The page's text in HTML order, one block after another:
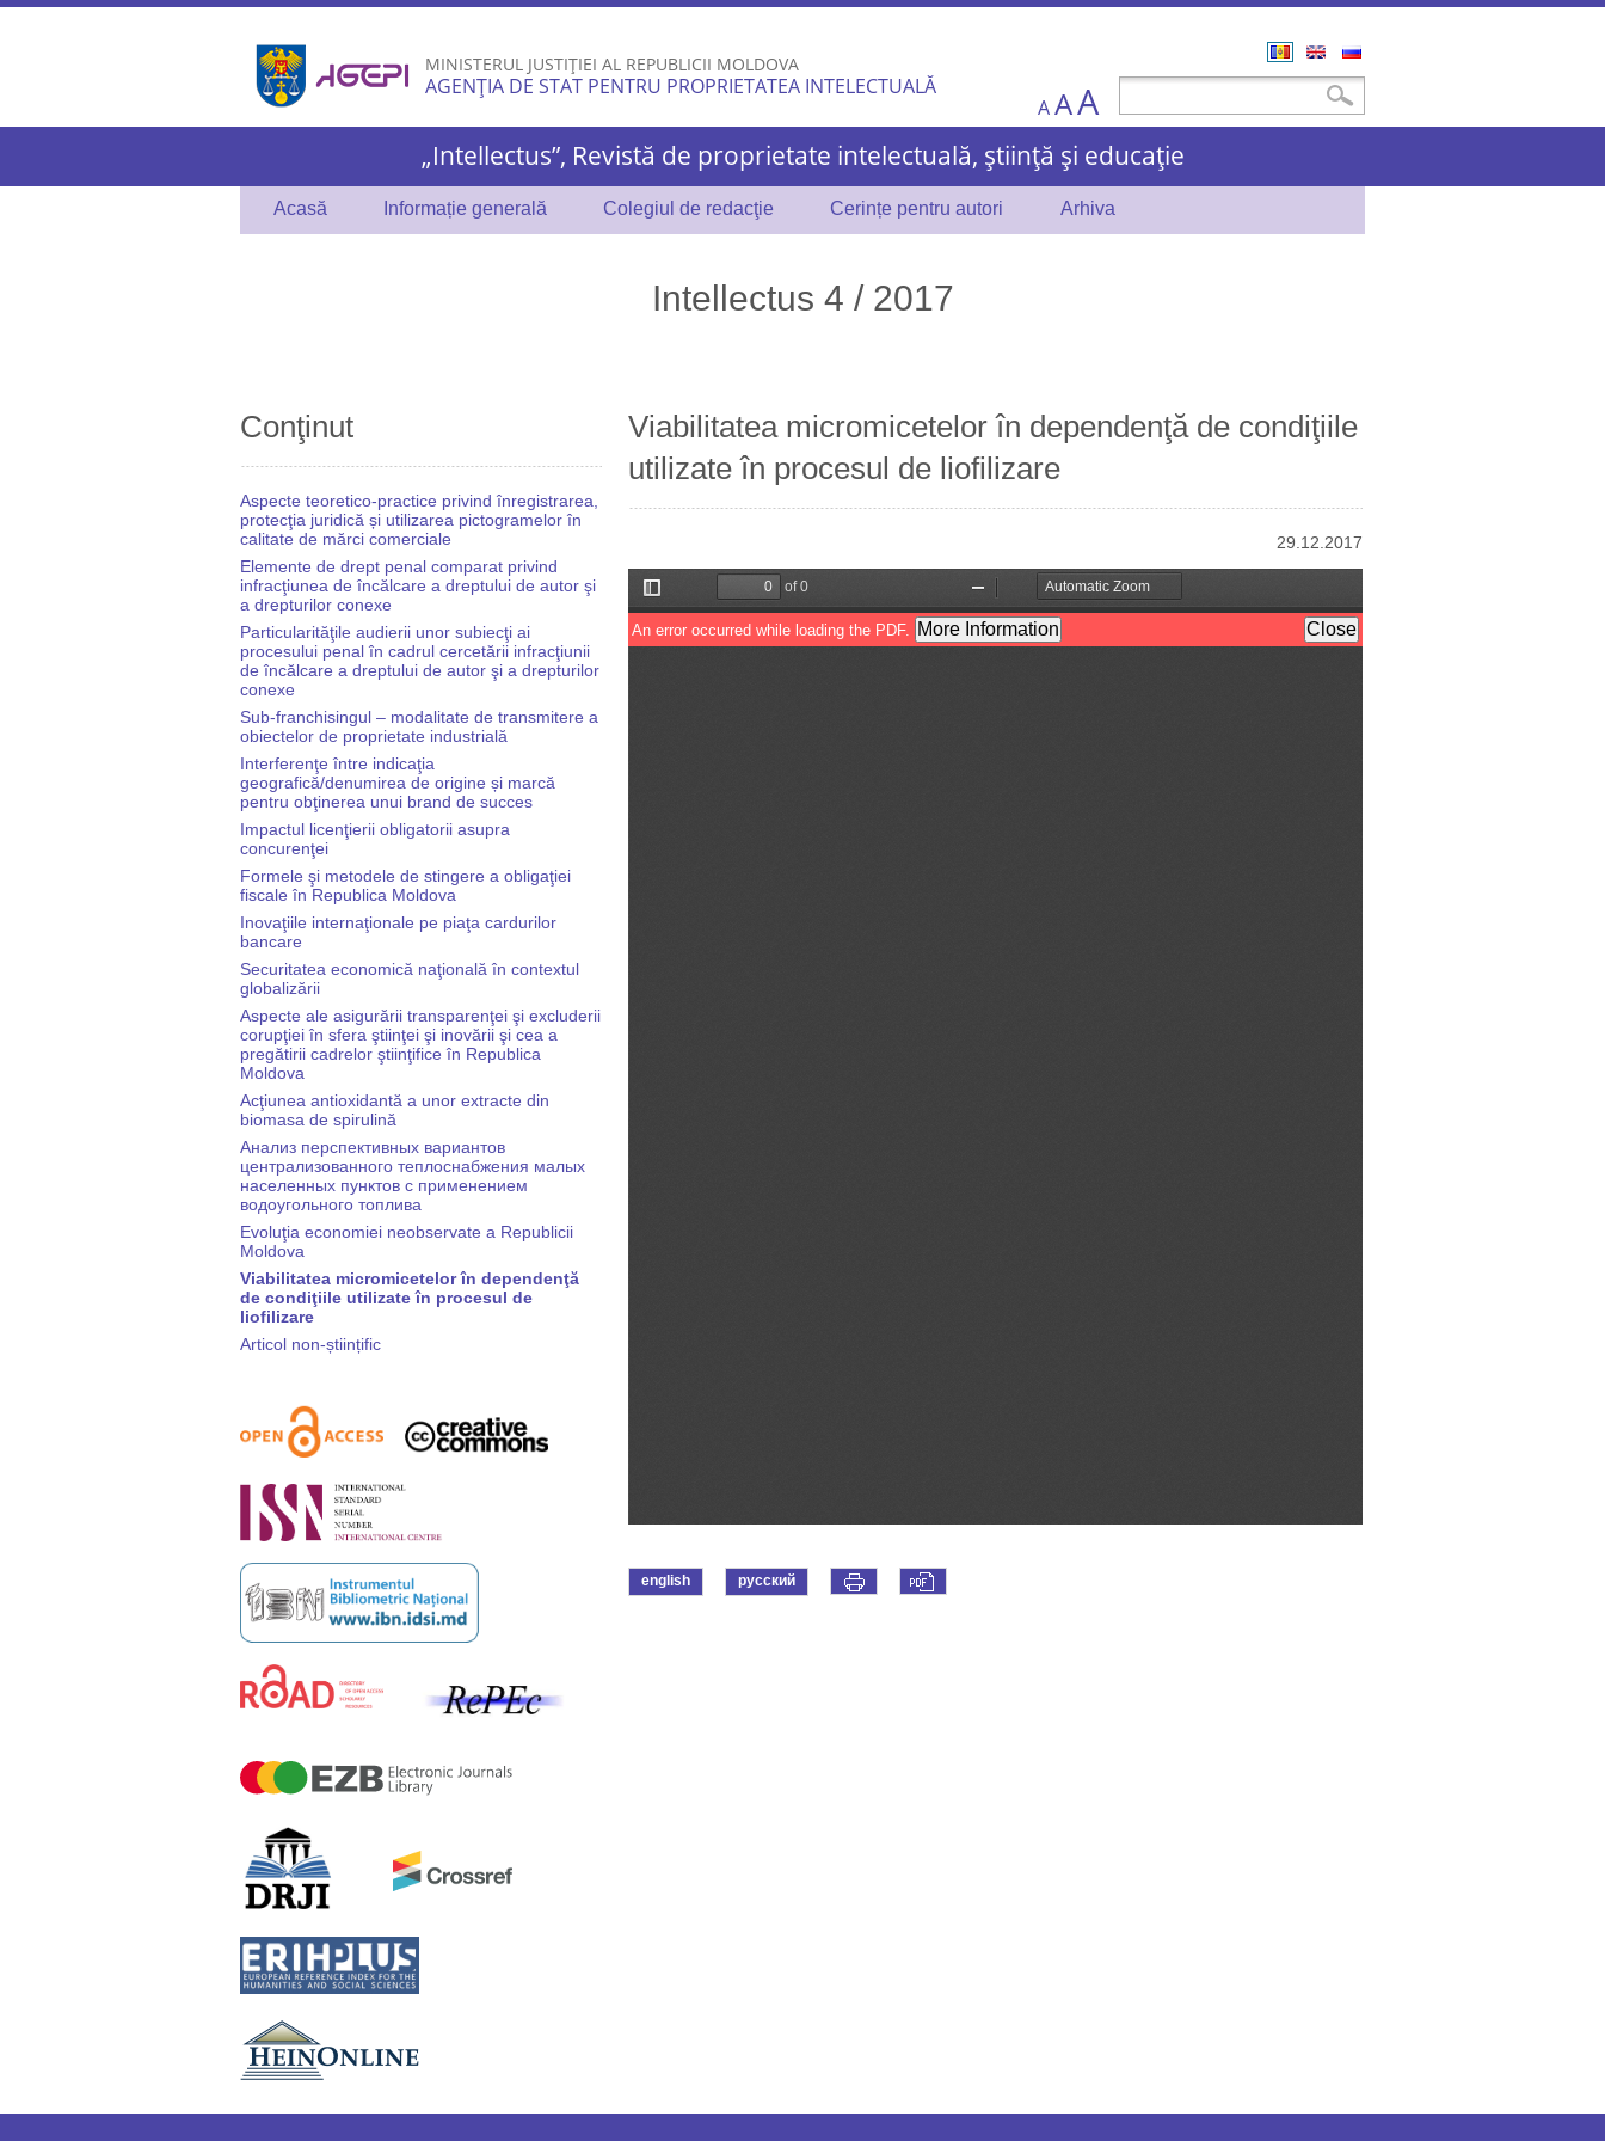
Skip to
content
MINISTERUL JUSTIȚIEI AL REPUBLICII MOLDOVA
AGENȚIA DE STAT PENTRU PROPRIETATEA INTELECTUALĂ Căutare
A AA
„Intellectus”, Revistă de proprietate intelectuală, știință și educație
Acasă Informație generală Colegiul de redacţie Cerințe pentru autori Arhiva
Intellectus 4 / 2017
Conţinut
Aspecte teoretico-practice privind înregistrarea,
protecţia juridică și utilizarea pictogramelor în
calitate de mărci comerciale
Elemente de drept penal comparat privind
infracţiunea de încălcare a dreptului de autor şi
a drepturilor conexe
Particularităţile audierii unor subiecţi ai
procesului penal în cadrul cercetării infracţiunii
de încălcare a dreptului de autor şi a drepturilor
conexe
Sub-franchisingul – modalitate de transmitere a
obiectelor de proprietate industrială
Interferenţe între indicaţia
geografică/denumirea de origine și marcă
pentru obţinerea unui brand de succes
Impactul licenţierii obligatorii asupra
concurenţei
Formele şi metodele de stingere a obligaţiei
fiscale în Republica Moldova
Inovaţiile internaţionale pe piaţa cardurilor
bancare
Securitatea economică naţională în contextul
globalizării
Aspecte ale asigurării transparenţei şi excluderii
corupţiei în sfera ştiinţei şi inovării şi cea a
pregătirii cadrelor ştiinţifice în Republica
Moldova
Acţiunea antioxidantă a unor extracte din
biomasa de spirulină
Анализ перспективных вариантов
централизованного теплоснабжения малых
населенных пунктов с применением
водоугольного топлива
Evoluţia economiei neobservate a Republicii
Moldova
Viabilitatea micromicetelor în dependenţă
de condiţiile utilizate în procesul de
liofilizare
Articol non-științific
Viabilitatea micromicetelor în dependenţă de condiţiile
utilizate în procesul de liofilizare
29.12.2017
english русский